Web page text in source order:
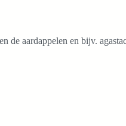
de aardappelen en bijv.